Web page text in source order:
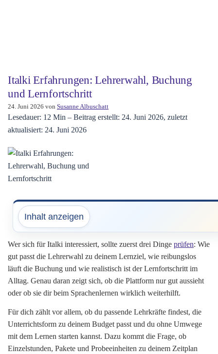
Italki Erfahrungen: Lehrerwahl, Buchung
und Lernfortschritt
24. Juni 2026 von Susanne Albuschatt
Lesedauer: 12 Min – Beitrag erstellt: 24. Juni 2026, zuletzt
aktualisiert: 24. Juni 2026
Inhalt anzeigen
Wer sich für Italki interessiert, sollte zuerst drei Dinge prüfen: Wie
gut passt die Lehrerwahl zu deinem Lernziel, wie reibungslos
läuft die Buchung und wie realistisch ist der Lernfortschritt im
Alltag. Genau daran zeigt sich, ob die Plattform nur gut aussieht
oder ob sie dir beim Sprachenlernen wirklich weiterhilft.
Für dich zählt vor allem, ob du passende Lehrkräfte findest, die
Unterrichtsform zu deinem Budget passt und du ohne Umwege
mit dem Lernen starten kannst. Dazu kommt die Frage, ob
Einzelstunden, Pakete und Probeeinheiten zu deinem Zeitplan